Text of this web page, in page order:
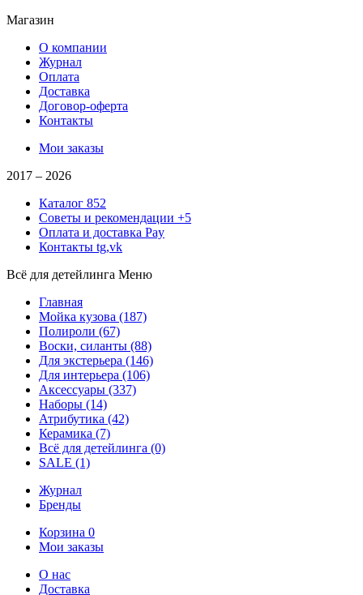
Магазин
О компании
Журнал
Оплата
Доставка
Договор-оферта
Контакты
Мои заказы
2017 – 2026
Каталог 852
Советы и рекомендации +5
Оплата и доставка Pay
Контакты tg,vk
Всё для детейлинга Меню
Главная
Мойка кузова (187)
Полироли (67)
Воски, силанты (88)
Для экстерьера (146)
Для интерьера (106)
Аксессуары (337)
Наборы (14)
Атрибутика (42)
Керамика (7)
Всё для детейлинга (0)
SALE (1)
Журнал
Бренды
Корзина 0
Мои заказы
О нас
Доставка